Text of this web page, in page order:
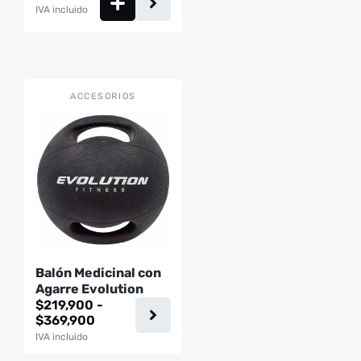
IVA incluido
ACCESORIOS
producto
tiene
múltiples
variantes.
Las
opciones
elegir
en
la
página
Balón Medicinal con
Agarre Evolution
$219,900 -
$369,900
IVA incluido